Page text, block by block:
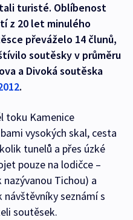
turisté. Oblíbenost
z 20 let minulého
převáželo 14 člunů,
soutěsky v průměru
a Divoká soutěska
.
toku Kamenice
vysokých skal, cesta
tunelů a přes úzké
pouze na lodičce –
Tichou) a
seznámí s
soutěsek.